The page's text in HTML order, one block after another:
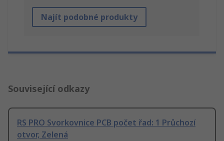
Najít podobné produkty
Související odkazy
RS PRO Svorkovnice PCB počet řad: 1 Průchozí
otvor, Zelená